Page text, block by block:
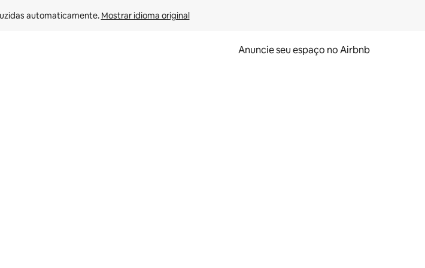
automaticamente. Mostrar idioma original
Anuncie seu espaço no Airbnb